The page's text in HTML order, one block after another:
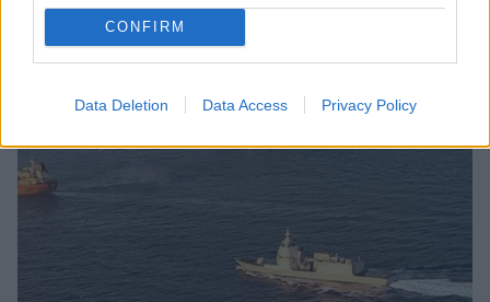
CONFIRM
Data Deletion Data Access Privacy Policy